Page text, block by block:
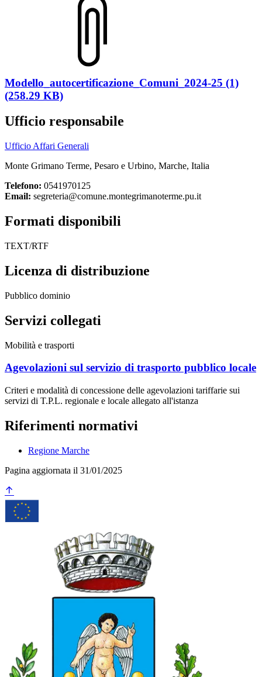
Modello_autocertificazione_Comuni_2024-25 (1)
(258.29 KB)
Ufficio responsabile
Ufficio Affari Generali
Monte Grimano Terme, Pesaro e Urbino, Marche, Italia
Telefono: 0541970125
Email: segreteria@comune.montegrimanoterme.pu.it
Formati disponibili
TEXT/RTF
Licenza di distribuzione
Pubblico dominio
Servizi collegati
Mobilità e trasporti
Agevolazioni sul servizio di trasporto pubblico locale
Criteri e modalità di concessione delle agevolazioni tariffarie sui
servizi di T.P.L. regionale e locale allegato all'istanza
Riferimenti normativi
Regione Marche
Pagina aggiornata il 31/01/2025